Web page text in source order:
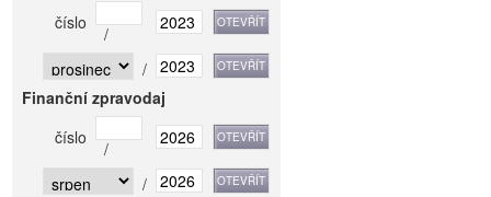
číslo
/
/
Finanční zpravodaj
číslo
/
/